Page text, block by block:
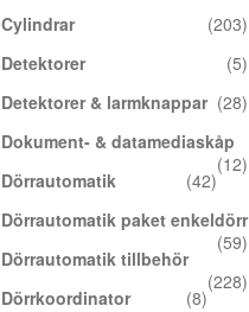
Cylindrar
(203)
Detektorer
(5)
Detektorer & larmknappar (28)
Dokument- & datamediaskåp
(12)
Dörrautomatik
(42)
Dörrautomatik paket enkeldörr
(59)
Dörrautomatik tillbehör
(228)
Dörrkoordinator
(8)